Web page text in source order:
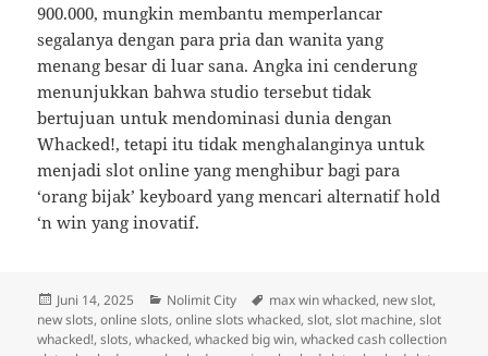
900.000, mungkin membantu memperlancar
segalanya dengan para pria dan wanita yang
menang besar di luar sana. Angka ini cenderung
menunjukkan bahwa studio tersebut tidak
bertujuan untuk mendominasi dunia dengan
Whacked!, tetapi itu tidak menghalanginya untuk
menjadi slot online yang menghibur bagi para
‘orang bijak’ keyboard yang mencari alternatif hold
‘n win yang inovatif.
Diposkan
pada
Juni 14, 2025 Kategori
Nolimit City Tag
max win whacked, new slot,
new slots,online slots,online slots whacked,slot,slot machine,slot
whacked!,slots,whacked,whacked big win,whacked cash collection